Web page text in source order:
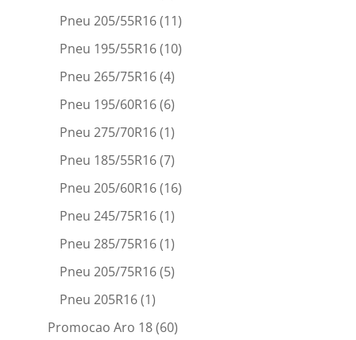
Pneu 205/55R16(11)
Pneu 195/55R16(10)
Pneu 265/75R16(4)
Pneu 195/60R16(6)
Pneu 275/70R16(1)
Pneu 185/55R16(7)
Pneu 205/60R16(16)
Pneu 245/75R16(1)
Pneu 285/75R16(1)
Pneu 205/75R16(5)
Pneu 205R16(1)
Promocao Aro 18(60)